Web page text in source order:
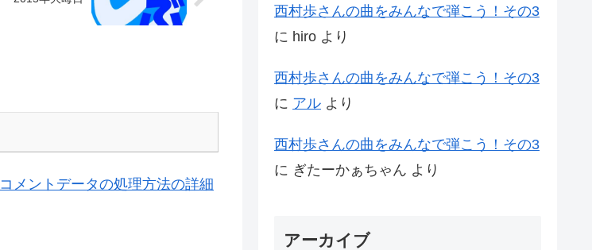
コメントデータの処理方法の詳細
西村歩さんの曲をみんなで弾こう！その3
に hiro より
西村歩さんの曲をみんなで弾こう！その3
に アル より
西村歩さんの曲をみんなで弾こう！その3
に ぎたーかぁちゃん より
アーカイブ